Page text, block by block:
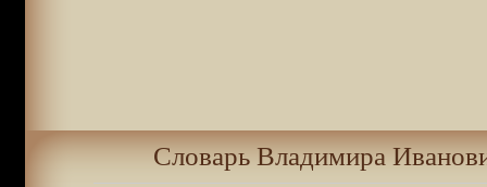
Словарь Владимира